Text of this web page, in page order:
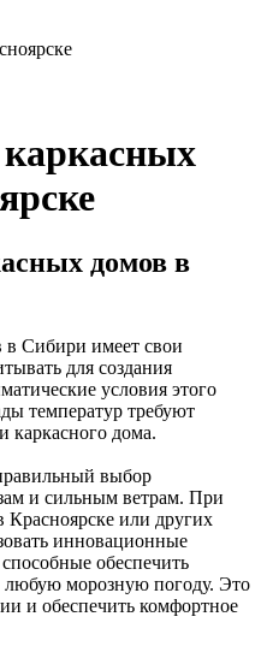
домов в
в Сибири имеет свои
для создания
условия этого
температур требуют
каркасного дома.
выбор
и сильным ветрам. При
Красноярске или других
инновационные
обеспечить
любую морозную погоду. Это
и обеспечить комфортное